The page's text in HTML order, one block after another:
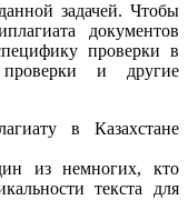
задачей. Чтобы
документов
проверки в
и другие
в Казахстане
из немногих, кто
текста для